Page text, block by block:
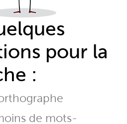
pour la
:
de mots-